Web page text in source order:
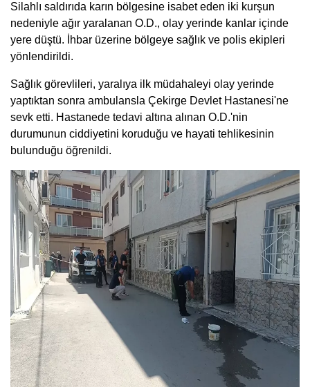
Silahlı saldırıda karın bölgesine isabet eden iki kurşun
nedeniyle ağır yaralanan O.D., olay yerinde kanlar içinde
yere düştü. İhbar üzerine bölgeye sağlık ve polis ekipleri
yönlendirildi.
Sağlık görevlileri, yaralıya ilk müdahaleyi olay yerinde
yaptıktan sonra ambulansla Çekirge Devlet Hastanesi'ne
sevk etti. Hastanede tedavi altına alınan O.D.'nin
durumunun ciddiyetini koruduğu ve hayati tehlikesinin
bulunduğu öğrenildi.